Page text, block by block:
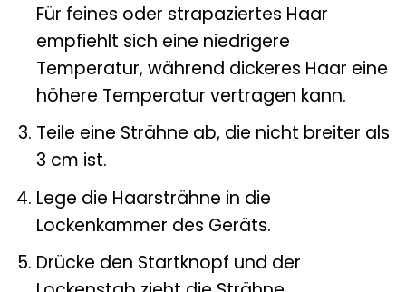
Für feines oder strapaziertes Haar
empfiehlt sich eine niedrigere
Temperatur, während dickeres Haar eine
höhere Temperatur vertragen kann.
Teile eine Strähne ab, die nicht breiter als
3 cm ist.
Lege die Haarsträhne in die
Lockenkammer des Geräts.
Drücke den Startknopf und der